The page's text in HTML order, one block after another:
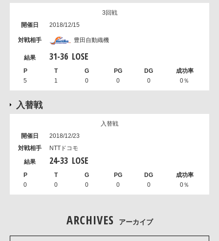
3回戦
2018/12/15
豊田自動織機
31-36 LOSE
5 1 0 0 0 0％
入替戦
入替戦
2018/12/23
NTTドコモ
24-33 LOSE
0 0 0 0 0 0％
ARCHIVES アーカイブ